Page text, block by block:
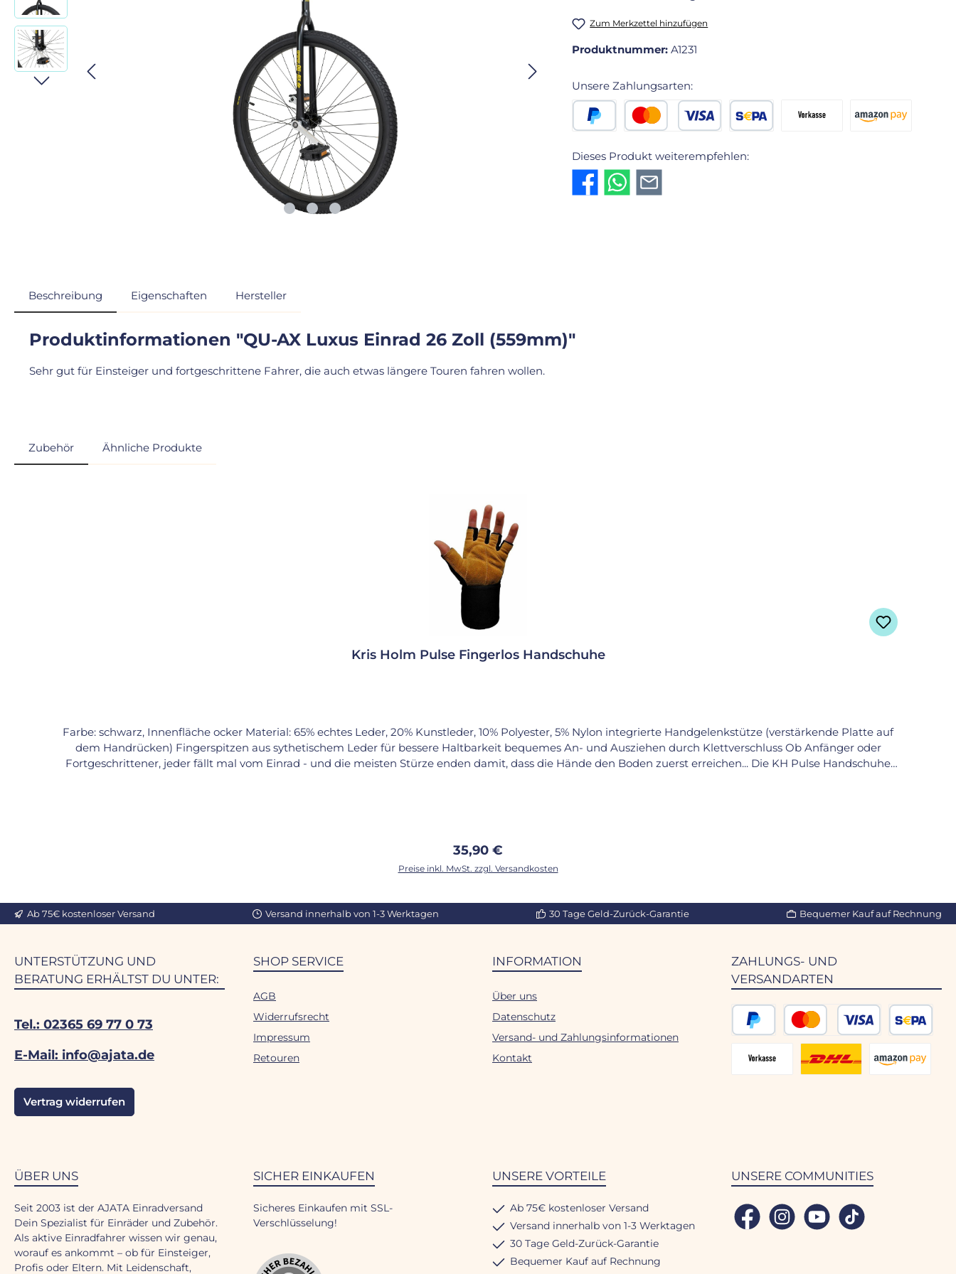
Zum Merkzettel hinzufügen
Produktnummer: A1231
Unsere Zahlungsarten:
Dieses Produkt weiterempfehlen:
Beschreibung Eigenschaften Hersteller
Produktinformationen "QU-AX Luxus Einrad 26 Zoll (559mm)"
Sehr gut für Einsteiger und fortgeschrittene Fahrer, die auch etwas längere Touren fahren wollen.
Zubehör Ähnliche Produkte
Kris Holm Pulse Fingerlos Handschuhe
Farbe: schwarz, Innenfläche ocker Material: 65% echtes Leder, 20% Kunstleder, 10% Polyester, 5% Nylon integrierte Handgelenkstütze (verstärkende Platte auf
dem Handrücken) Fingerspitzen aus sythetischem Leder für bessere Haltbarkeit bequemes An- und Ausziehen durch Klettverschluss Ob Anfänger oder
Fortgeschrittener, jeder fällt mal vom Einrad - und die meisten Stürze enden damit, dass die Hände den Boden zuerst erreichen... Die KH Pulse Handschuhe
Regulärer Preis:
35,90 €
Preise inkl. MwSt. zzgl. Versandkosten
Ab 75€ kostenloser Versand Versand innerhalb von 1-3 Werktagen 30 Tage Geld-Zurück-Garantie Bequemer Kauf auf Rechnung
UNTERSTÜTZUNG UND
BERATUNG ERHÄLTST DU UNTER:
Tel.: 02365 69 77 0 73
E-Mail: info@ajata.de
Vertrag widerrufen
SHOP SERVICE
AGB
Widerrufsrecht
Impressum
Retouren
INFORMATION
Über uns
Datenschutz
Versand- und Zahlungsinformationen
Kontakt
ZAHLUNGS- UND
VERSANDARTEN
Kredit- oder Debitkarte
ÜBER UNS
Seit 2003 ist der AJATA Einradversand
Dein Spezialist für Einräder und Zubehör.
Als aktive Einradfahrer wissen wir genau,
worauf es ankommt – ob für Einsteiger,
Profis oder Eltern. Mit Leidenschaft,
SICHER EINKAUFEN
Sicheres Einkaufen mit SSL-
Verschlüsselung!
UNSERE VORTEILE
Ab 75€ kostenloser Versand
Versand innerhalb von 1-3 Werktagen
30 Tage Geld-Zurück-Garantie
Bequemer Kauf auf Rechnung
UNSERE COMMUNITIES
FacebookInstagramYouTubeTikTok